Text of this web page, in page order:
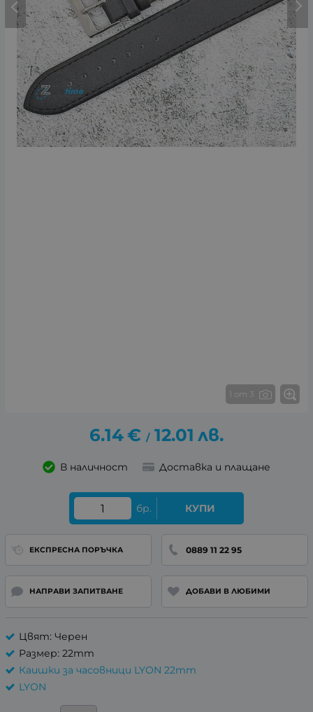
1 от 3
6.14€ / 12.01 лв.
В наличност Доставка и плащане
бр. КУПИ
ЕКСПРЕСНА ПОРЪЧКА 0889 11 22 95
НАПРАВИ ЗАПИТВАНЕ ДОБАВИ В ЛЮБИМИ
Цвят: Черен
Размер: 22mm
Каишки за часовници LYON 22mm
LYON